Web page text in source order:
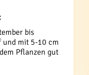
bis
und mit 5-10 cm
Pflanzen gut